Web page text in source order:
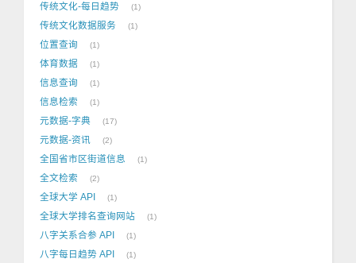
传统文化-每日趋势 1
传统文化数据服务 1
位置查询 1
体育数据 1
信息查询 1
信息检索 1
元数据-字典 17
元数据-资讯 2
全国省市区街道信息 1
全文检索 2
全球大学 API 1
全球大学排名查询网站 1
八字关系合参 API 1
八字每日趋势 API 1